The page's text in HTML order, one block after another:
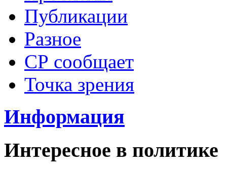
Публикации
Разное
СР сообщает
Точка зрения
Информация
Интересное в политике